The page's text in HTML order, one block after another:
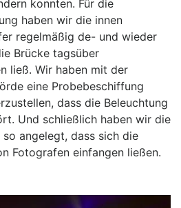
konnten. Für die
haben wir die innen
regelmäßig de- und wieder
Brücke tagsüber
ließ. Wir haben mit der
eine Probebeschiffung
dass die Beleuchtung
Und schließlich haben wir die
angelegt, dass sich die
Fotografen einfangen ließen.